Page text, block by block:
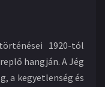
1920-tól
hangján. A Jég
a kegyetlenség és